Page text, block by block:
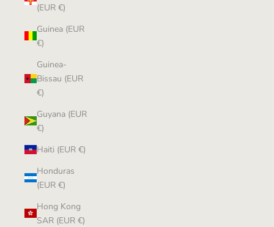
(EUR €)
Guinea (EUR
€)
Guinea-
Bissau (EUR
€)
Guyana (EUR
€)
Haiti (EUR €)
Honduras
(EUR €)
Hong Kong
SAR (EUR €)